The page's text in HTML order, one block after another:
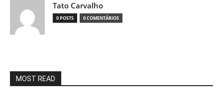
Tato Carvalho
0 POSTS 0 COMENTÁRIOS
MOST READ